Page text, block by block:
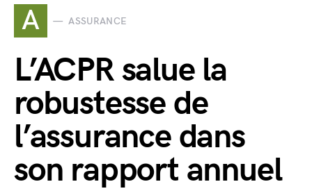
A ASSURANCE
L’ACPR salue la
robustesse de
l’assurance dans
son rapport annuel